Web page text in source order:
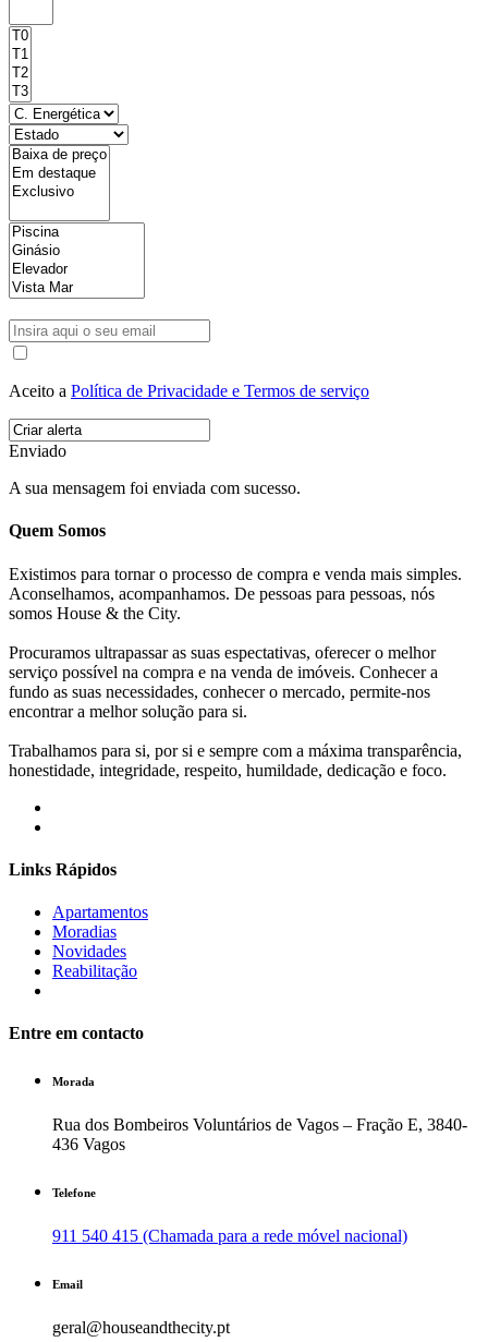
Aceito a Política de Privacidade e Termos de serviço
Enviado
A sua mensagem foi enviada com sucesso.
Quem Somos
Existimos para tornar o processo de compra e venda mais simples.
Aconselhamos, acompanhamos. De pessoas para pessoas, nós
somos House & the City.
Procuramos ultrapassar as suas espectativas, oferecer o melhor
serviço possível na compra e na venda de imóveis. Conhecer a
fundo as suas necessidades, conhecer o mercado, permite-nos
encontrar a melhor solução para si.
Trabalhamos para si, por si e sempre com a máxima transparência,
honestidade, integridade, respeito, humildade, dedicação e foco.
Links Rápidos
Apartamentos
Moradias
Novidades
Reabilitação
Entre em contacto
Morada
Rua dos Bombeiros Voluntários de Vagos – Fração E, 3840-
436 Vagos
Telefone
911 540 415 (Chamada para a rede móvel nacional)
Email
geral@houseandthecity.pt